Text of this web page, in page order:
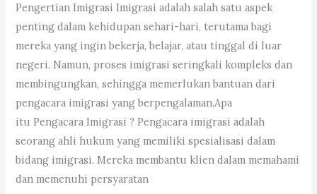
Andri
Marpaung
SH
MH
–
Dr.
iur.
Lion
N.
Supriata
Pengertian Imigrasi Imigrasi adalah salah satu aspek
penting dalam kehidupan sehari-hari, terutama bagi
mereka yang ingin bekerja, belajar, atau tinggal di luar
negeri. Namun, proses imigrasi seringkali kompleks dan
membingungkan, sehingga memerlukan bantuan dari
pengacara imigrasi yang berpengalaman.Apa
itu Pengacara Imigrasi ? Pengacara imigrasi adalah
seorang ahli hukum yang memiliki spesialisasi dalam
bidang imigrasi. Mereka membantu klien dalam memahami
dan memenuhi persyaratan